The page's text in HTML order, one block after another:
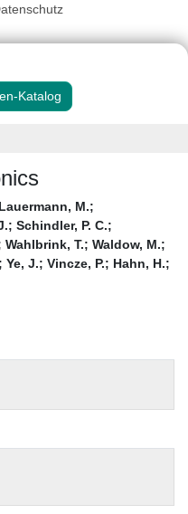
Katalog
Lauermann, M.;
; Schindler, P. C.;
Wahlbrink, T.; Waldow, M.;
; Ye, J.; Vincze, P.; Hahn, H.;